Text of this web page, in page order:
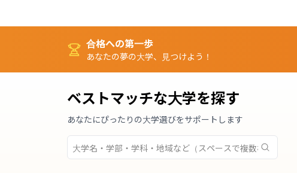
合格への第一歩
あなたの夢の大学、見つけよう！
ベストマッチな大学を探す
あなたにぴったりの大学選びをサポートします